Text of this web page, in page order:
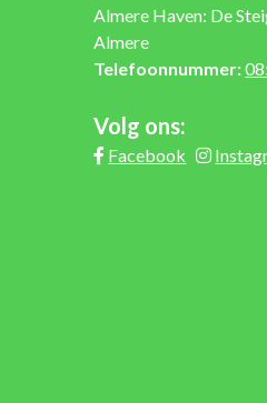
Almere Haven: De
Almere
Telefoonnummer:
Volg ons:
Facebook